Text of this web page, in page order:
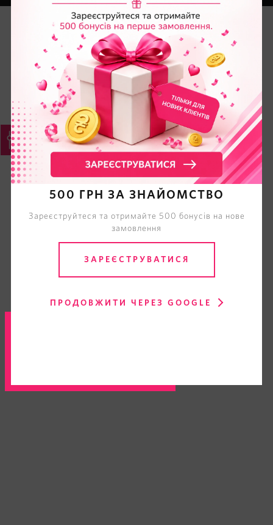
500 ГРН ЗА ЗНАЙОМСТВО
Зареєструйтеся та отримайте 500 бонусів на нове
замовлення
ЗАРЕЄСТРУВАТИСЯ
ПРОДОВЖИТИ ЧЕРЕЗ GOOGLE